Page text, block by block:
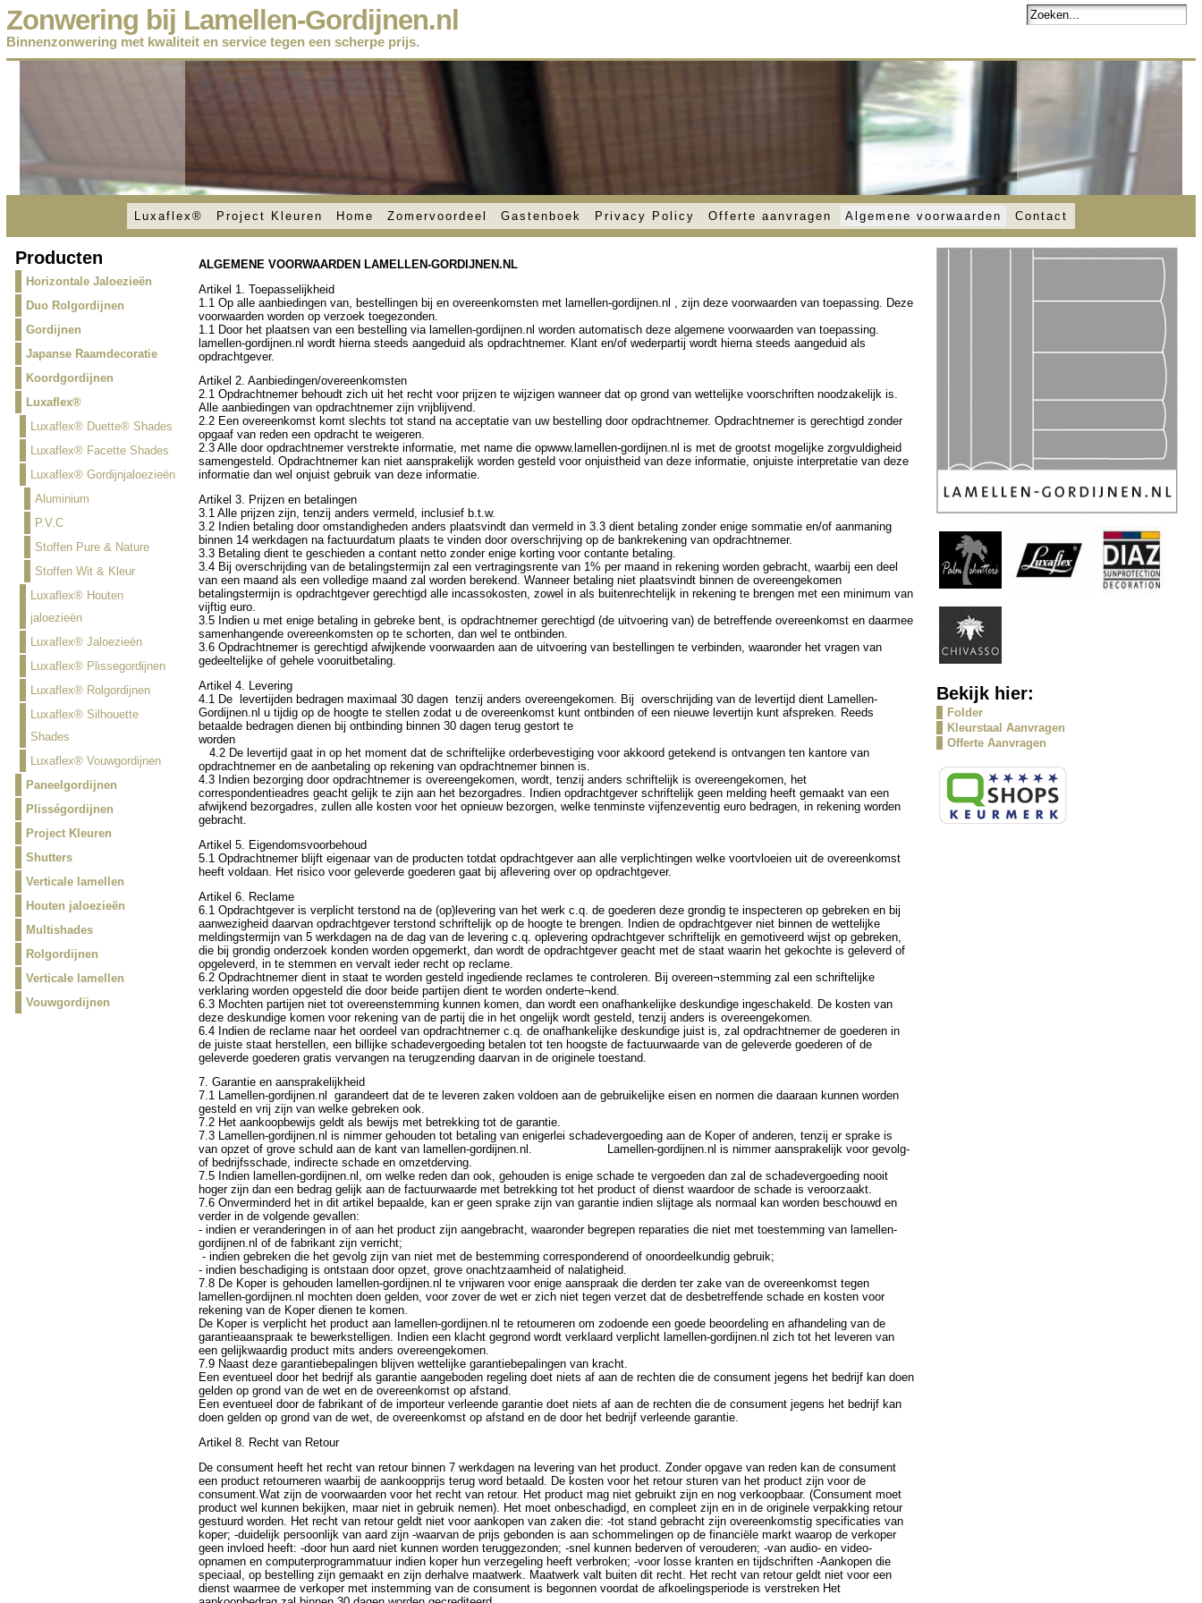
Zonwering bij Lamellen-Gordijnen.nl
Binnenzonwering met kwaliteit en service tegen een scherpe prijs.
Luxaflex® Project Kleuren Home Zomervoordeel Gastenboek Privacy Policy Offerte aanvragen Algemene voorwaarden Contact
Producten
Horizontale Jaloezieën
Duo Rolgordijnen
Gordijnen
Japanse Raamdecoratie
Koordgordijnen
Luxaflex®
Luxaflex® Duette® Shades
Luxaflex® Facette Shades
Luxaflex® Gordijnjaloezieën
Aluminium
P.V.C
Stoffen Pure & Nature
Stoffen Wit & Kleur
Luxaflex® Houten
jaloezieën
Luxaflex® Jaloezieën
Luxaflex® Plissegordijnen
Luxaflex® Rolgordijnen
Luxaflex® Silhouette
Shades
Luxaflex® Vouwgordijnen
Paneelgordijnen
Plisségordijnen
Project Kleuren
Shutters
Verticale lamellen
Houten jaloezieën
Multishades
Rolgordijnen
Verticale lamellen
Vouwgordijnen
ALGEMENE VOORWAARDEN LAMELLEN-GORDIJNEN.NL
Artikel 1. Toepasselijkheid
1.1 Op alle aanbiedingen van, bestellingen bij en overeenkomsten met lamellen-gordijnen.nl , zijn deze voorwaarden van toepassing. Deze
voorwaarden worden op verzoek toegezonden.
1.1 Door het plaatsen van een bestelling via lamellen-gordijnen.nl worden automatisch deze algemene voorwaarden van toepassing.
lamellen-gordijnen.nl wordt hierna steeds aangeduid als opdrachtnemer. Klant en/of wederpartij wordt hierna steeds aangeduid als
opdrachtgever.
Artikel 2. Aanbiedingen/overeenkomsten
2.1 Opdrachtnemer behoudt zich uit het recht voor prijzen te wijzigen wanneer dat op grond van wettelijke voorschriften noodzakelijk is.
Alle aanbiedingen van opdrachtnemer zijn vrijblijvend.
2.2 Een overeenkomst komt slechts tot stand na acceptatie van uw bestelling door opdrachtnemer. Opdrachtnemer is gerechtigd zonder
opgaaf van reden een opdracht te weigeren.
2.3 Alle door opdrachtnemer verstrekte informatie, met name die opwww.lamellen-gordijnen.nl is met de grootst mogelijke zorgvuldigheid
samengesteld. Opdrachtnemer kan niet aansprakelijk worden gesteld voor onjuistheid van deze informatie, onjuiste interpretatie van deze
informatie dan wel onjuist gebruik van deze informatie.
Artikel 3. Prijzen en betalingen
3.1 Alle prijzen zijn, tenzij anders vermeld, inclusief b.t.w.
3.2 Indien betaling door omstandigheden anders plaatsvindt dan vermeld in 3.3 dient betaling zonder enige sommatie en/of aanmaning
binnen 14 werkdagen na factuurdatum plaats te vinden door overschrijving op de bankrekening van opdrachtnemer.
3.3 Betaling dient te geschieden a contant netto zonder enige korting voor contante betaling.
3.4 Bij overschrijding van de betalingstermijn zal een vertragingsrente van 1% per maand in rekening worden gebracht, waarbij een deel
van een maand als een volledige maand zal worden berekend. Wanneer betaling niet plaatsvindt binnen de overeengekomen
betalingstermijn is opdrachtgever gerechtigd alle incassokosten, zowel in als buitenrechtelijk in rekening te brengen met een minimum van
vijftig euro.
3.5 Indien u met enige betaling in gebreke bent, is opdrachtnemer gerechtigd (de uitvoering van) de betreffende overeenkomst en daarmee
samenhangende overeenkomsten op te schorten, dan wel te ontbinden.
3.6 Opdrachtnemer is gerechtigd afwijkende voorwaarden aan de uitvoering van bestellingen te verbinden, waaronder het vragen van
gedeeltelijke of gehele vooruitbetaling.
Artikel 4. Levering
4.1 De levertijden bedragen maximaal 30 dagen tenzij anders overeengekomen. Bij overschrijding van de levertijd dient Lamellen-
Gordijnen.nl u tijdig op de hoogte te stellen zodat u de overeenkomst kunt ontbinden of een nieuwe levertijn kunt afspreken. Reeds
betaalde bedragen dienen bij ontbinding binnen 30 dagen terug gestort te
worden
4.2 De levertijd gaat in op het moment dat de schriftelijke orderbevestiging voor akkoord getekend is ontvangen ten kantore van
opdrachtnemer en de aanbetaling op rekening van opdrachtnemer binnen is.
4.3 Indien bezorging door opdrachtnemer is overeengekomen, wordt, tenzij anders schriftelijk is overeengekomen, het
correspondentieadres geacht gelijk te zijn aan het bezorgadres. Indien opdrachtgever schriftelijk geen melding heeft gemaakt van een
afwijkend bezorgadres, zullen alle kosten voor het opnieuw bezorgen, welke tenminste vijfenzeventig euro bedragen, in rekening worden
gebracht.
Artikel 5. Eigendomsvoorbehoud
5.1 Opdrachtnemer blijft eigenaar van de producten totdat opdrachtgever aan alle verplichtingen welke voortvloeien uit de overeenkomst
heeft voldaan. Het risico voor geleverde goederen gaat bij aflevering over op opdrachtgever.
Artikel 6. Reclame
6.1 Opdrachtgever is verplicht terstond na de (op)levering van het werk c.q. de goederen deze grondig te inspecteren op gebreken en bij
aanwezigheid daarvan opdrachtgever terstond schriftelijk op de hoogte te brengen. Indien de opdrachtgever niet binnen de wettelijke
meldingstermijn van 5 werkdagen na de dag van de levering c.q. oplevering opdrachtgever schriftelijk en gemotiveerd wijst op gebreken,
die bij grondig onderzoek konden worden opgemerkt, dan wordt de opdrachtgever geacht met de staat waarin het gekochte is geleverd of
opgeleverd, in te stemmen en vervalt ieder recht op reclame.
6.2 Opdrachtnemer dient in staat te worden gesteld ingediende reclames te controleren. Bij overeen¬stemming zal een schriftelijke
verklaring worden opgesteld die door beide partijen dient te worden onderte¬kend.
6.3 Mochten partijen niet tot overeenstemming kunnen komen, dan wordt een onafhankelijke deskundige ingeschakeld. De kosten van
deze deskundige komen voor rekening van de partij die in het ongelijk wordt gesteld, tenzij anders is overeengekomen.
6.4 Indien de reclame naar het oordeel van opdrachtnemer c.q. de onafhankelijke deskundige juist is, zal opdrachtnemer de goederen in
de juiste staat herstellen, een billijke schadevergoeding betalen tot ten hoogste de factuurwaarde van de geleverde goederen of de
geleverde goederen gratis vervangen na terugzending daarvan in de originele toestand.
7. Garantie en aansprakelijkheid
7.1 Lamellen-gordijnen.nl garandeert dat de te leveren zaken voldoen aan de gebruikelijke eisen en normen die daaraan kunnen worden
gesteld en vrij zijn van welke gebreken ook.
7.2 Het aankoopbewijs geldt als bewijs met betrekking tot de garantie.
7.3 Lamellen-gordijnen.nl is nimmer gehouden tot betaling van enigerlei schadevergoeding aan de Koper of anderen, tenzij er sprake is
van opzet of grove schuld aan de kant van lamellen-gordijnen.nl. Lamellen-gordijnen.nl is nimmer aansprakelijk voor gevolg-
of bedrijfsschade, indirecte schade en omzetderving.
7.5 Indien lamellen-gordijnen.nl, om welke reden dan ook, gehouden is enige schade te vergoeden dan zal de schadevergoeding nooit
hoger zijn dan een bedrag gelijk aan de factuurwaarde met betrekking tot het product of dienst waardoor de schade is veroorzaakt.
7.6 Onverminderd het in dit artikel bepaalde, kan er geen sprake zijn van garantie indien slijtage als normaal kan worden beschouwd en
verder in de volgende gevallen:
- indien er veranderingen in of aan het product zijn aangebracht, waaronder begrepen reparaties die niet met toestemming van lamellen-
gordijnen.nl of de fabrikant zijn verricht;
- indien gebreken die het gevolg zijn van niet met de bestemming corresponderend of onoordeelkundig gebruik;
- indien beschadiging is ontstaan door opzet, grove onachtzaamheid of nalatigheid.
7.8 De Koper is gehouden lamellen-gordijnen.nl te vrijwaren voor enige aanspraak die derden ter zake van de overeenkomst tegen
lamellen-gordijnen.nl mochten doen gelden, voor zover de wet er zich niet tegen verzet dat de desbetreffende schade en kosten voor
rekening van de Koper dienen te komen.
De Koper is verplicht het product aan lamellen-gordijnen.nl te retourneren om zodoende een goede beoordeling en afhandeling van de
garantieaanspraak te bewerkstelligen. Indien een klacht gegrond wordt verklaard verplicht lamellen-gordijnen.nl zich tot het leveren van
een gelijkwaardig product mits anders overeengekomen.
7.9 Naast deze garantiebepalingen blijven wettelijke garantiebepalingen van kracht.
Een eventueel door het bedrijf als garantie aangeboden regeling doet niets af aan de rechten die de consument jegens het bedrijf kan doen
gelden op grond van de wet en de overeenkomst op afstand.
Een eventueel door de fabrikant of de importeur verleende garantie doet niets af aan de rechten die de consument jegens het bedrijf kan
doen gelden op grond van de wet, de overeenkomst op afstand en de door het bedrijf verleende garantie.
Artikel 8. Recht van Retour
De consument heeft het recht van retour binnen 7 werkdagen na levering van het product. Zonder opgave van reden kan de consument
een product retourneren waarbij de aankoopprijs terug word betaald. De kosten voor het retour sturen van het product zijn voor de
consument.Wat zijn de voorwaarden voor het recht van retour. Het product mag niet gebruikt zijn en nog verkoopbaar. (Consument moet
product wel kunnen bekijken, maar niet in gebruik nemen). Het moet onbeschadigd, en compleet zijn en in de originele verpakking retour
gestuurd worden. Het recht van retour geldt niet voor aankopen van zaken die: -tot stand gebracht zijn overeenkomstig specificaties van
koper; -duidelijk persoonlijk van aard zijn -waarvan de prijs gebonden is aan schommelingen op de financiële markt waarop de verkoper
geen invloed heeft: -door hun aard niet kunnen worden teruggezonden; -snel kunnen bederven of verouderen; -van audio- en video-
opnamen en computerprogrammatuur indien koper hun verzegeling heeft verbroken; -voor losse kranten en tijdschriften -Aankopen die
speciaal, op bestelling zijn gemaakt en zijn derhalve maatwerk. Maatwerk valt buiten dit recht. Het recht van retour geldt niet voor een
dienst waarmee de verkoper met instemming van de consument is begonnen voordat de afkoelingsperiode is verstreken Het
Bekijk hier:
Folder
Kleurstaal Aanvragen
Offerte Aanvragen